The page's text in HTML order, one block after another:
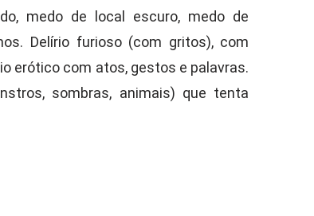
medo de local escuro, medo de
Delírio furioso (com gritos), com
erótico com atos, gestos e palavras.
sombras, animais) que tenta